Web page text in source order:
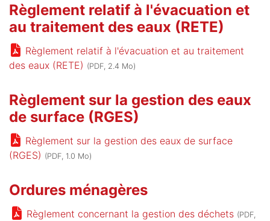
Règlement relatif à l'évacuation et
au traitement des eaux (RETE)
Règlement relatif à l'évacuation et au traitement
des eaux (RETE) (PDF, 2.4 Mo)
Règlement sur la gestion des eaux
de surface (RGES)
Règlement sur la gestion des eaux de surface
(RGES) (PDF, 1.0 Mo)
Ordures ménagères
Règlement concernant la gestion des déchets (PDF,